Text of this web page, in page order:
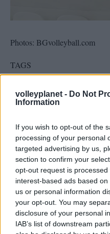
volleyplanet - Do Not
Information
If you wish to opt-out of the
processing of your personal
targeted advertising by us,
section to confirm your
opt-out request is
interest-based ads based
us or personal information
your opt-out. You may
disclosure of your personal
IAB’s list of downstream
Photos: BGvolleyball.com
TAGS
#Α.Ο. ΜΑΡΚΟΠΟΥΛΟΥ